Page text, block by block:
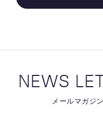
NEWS
メールマガジン